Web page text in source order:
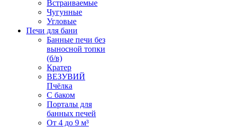
Встраиваемые
Чугунные
Угловые
Печи для бани
Банные печи без
выносной топки
(б/в)
Кратер
ВЕЗУВИЙ
Пчёлка
С баком
Порталы для
банных печей
От 4 до 9 м³